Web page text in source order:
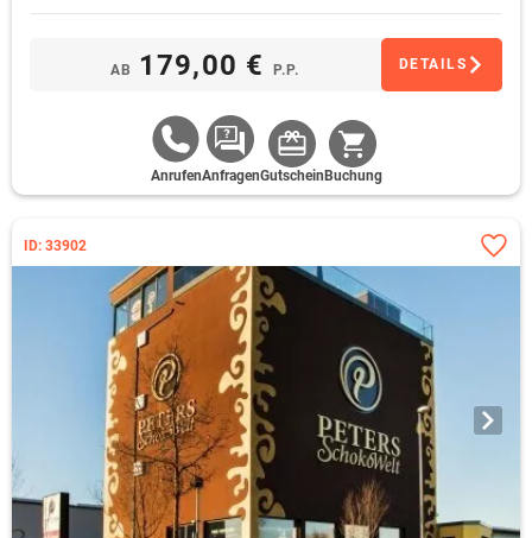
AB 179,00 € P.P. DETAILS
AnrufenAnfragenGutschein Buchung
ID: 33902